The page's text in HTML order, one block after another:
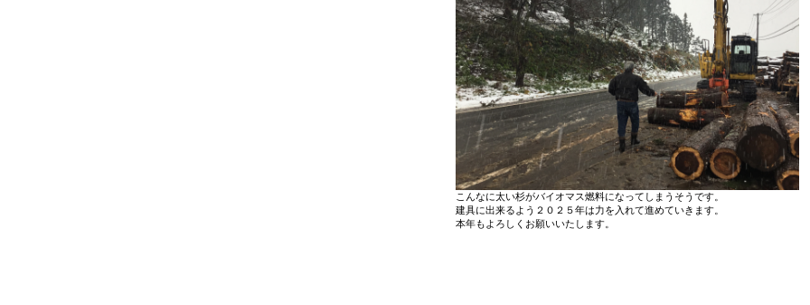
こんなに太い杉がバイオマス燃料になってしまうそうです。
建具に出来るよう２０２５年は力を入れて進めていきます。
本年もよろしくお願いいたします。